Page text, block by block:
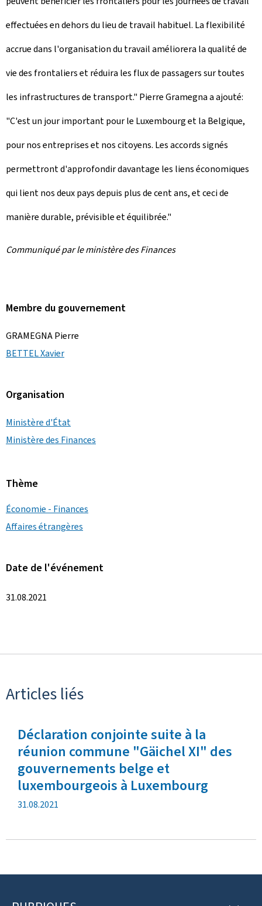
effectuées en dehors du lieu de travail habituel. La flexibilité
accrue dans l'organisation du travail améliorera la qualité de
vie des frontaliers et réduira les flux de passagers sur toutes
les infrastructures de transport." Pierre Gramegna a ajouté:
"C'est un jour important pour le Luxembourg et la Belgique,
pour nos entreprises et nos citoyens. Les accords signés
permettront d'approfondir davantage les liens économiques
qui lient nos deux pays depuis plus de cent ans, et ceci de
manière durable, prévisible et équilibrée."
Communiqué par le ministère des Finances
Membre du gouvernement
GRAMEGNA Pierre
BETTEL Xavier
Organisation
Ministère d'État
Ministère des Finances
Thème
Économie - Finances
Affaires étrangères
Date de l'événement
31.08.2021
Articles liés
Déclaration conjointe suite à la
réunion commune "Gäichel XI" des
gouvernements belge et
luxembourgeois à Luxembourg
d
e
31.08.2021